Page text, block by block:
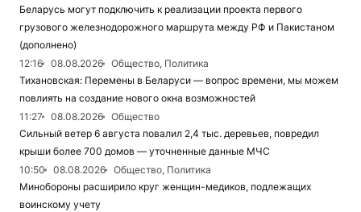
Беларусь могут подключить к реализации проекта первого
грузового железнодорожного маршрута между РФ и Пакистаном
(дополнено)
12:16
08.08.2026
Общество, Политика
Тихановская: Перемены в Беларуси — вопрос времени, мы можем
повлиять на создание нового окна возможностей
11:27
08.08.2026
Общество
Сильный ветер 6 августа повалил 2,4 тыс. деревьев, повредил
крыши более 700 домов — уточненные данные МЧС
10:50
08.08.2026
Общество, Политика
Минобороны расширило круг женщин-медиков, подлежащих
воинскому учету